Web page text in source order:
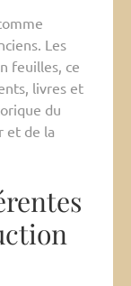
Les
feuilles, ce
livres et
du
et de la